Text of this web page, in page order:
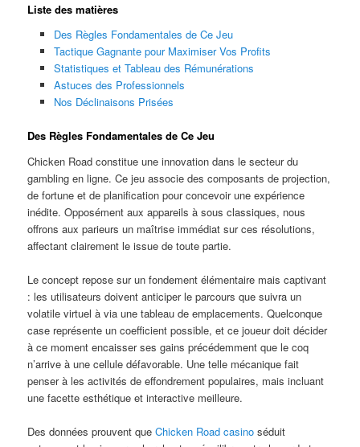
Liste des matières
Des Règles Fondamentales de Ce Jeu
Tactique Gagnante pour Maximiser Vos Profits
Statistiques et Tableau des Rémunérations
Astuces des Professionnels
Nos Déclinaisons Prisées
Des Règles Fondamentales de Ce Jeu
Chicken Road constitue une innovation dans le secteur du
gambling en ligne. Ce jeu associe des composants de projection,
de fortune et de planification pour concevoir une expérience
inédite. Opposément aux appareils à sous classiques, nous
offrons aux parieurs un maîtrise immédiat sur ces résolutions,
affectant clairement le issue de toute partie.
Le concept repose sur un fondement élémentaire mais captivant
: les utilisateurs doivent anticiper le parcours que suivra un
volatile virtuel à via une tableau de emplacements. Quelconque
case représente un coefficient possible, et ce joueur doit décider
à ce moment encaisser ses gains précédemment que le coq
n’arrive à une cellule défavorable. Une telle mécanique fait
penser à les activités de effondrement populaires, mais incluant
une facette esthétique et interactive meilleure.
Des données prouvent queChicken Road casino séduit